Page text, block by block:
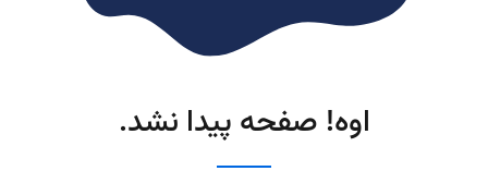
اوه! صفحه پیدا نشد.